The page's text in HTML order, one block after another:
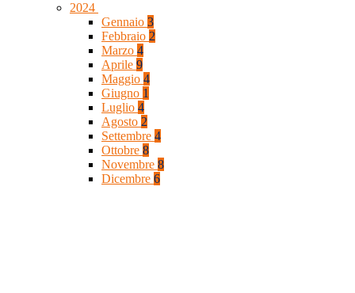
2024
Gennaio 3
Febbraio 2
Marzo 4
Aprile 9
Maggio 4
Giugno 1
Luglio 4
Agosto 2
Settembre 4
Ottobre 8
Novembre 8
Dicembre 6